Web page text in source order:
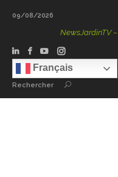
09/08/2026
NewsJardinTV –
Français
Rechercher